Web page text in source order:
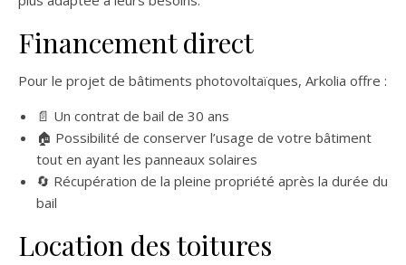
Financement direct
Pour le projet de bâtiments photovoltaïques, Arkolia offre :
📄 Un contrat de bail de 30 ans
🏠 Possibilité de conserver l’usage de votre bâtiment
tout en ayant les panneaux solaires
🔄 Récupération de la pleine propriété après la durée du
bail
Location des toitures